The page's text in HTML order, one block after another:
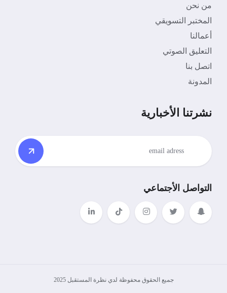
من نحن
المختبر التسويقي
أعمالنا
التعليق الصوتي
اتصل بنا
المدونة
نشرتنا الأخبارية
التواصل الأجتماعي
جميع الحقوق محفوظة لدي نظرة المستقبل 2025